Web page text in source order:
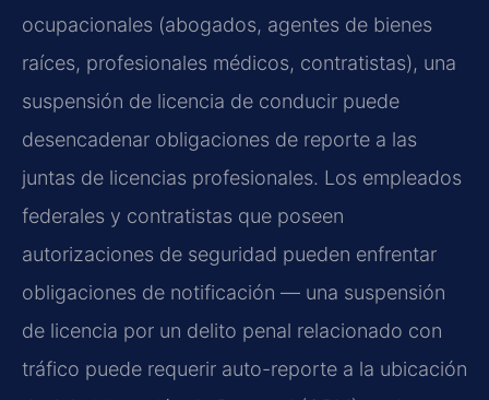
ocupacionales (abogados, agentes de bienes
raíces, profesionales médicos, contratistas), una
suspensión de licencia de conducir puede
desencadenar obligaciones de reporte a las
juntas de licencias profesionales. Los empleados
federales y contratistas que poseen
autorizaciones de seguridad pueden enfrentar
obligaciones de notificación — una suspensión
de licencia por un delito penal relacionado con
tráfico puede requerir auto-reporte a la ubicación